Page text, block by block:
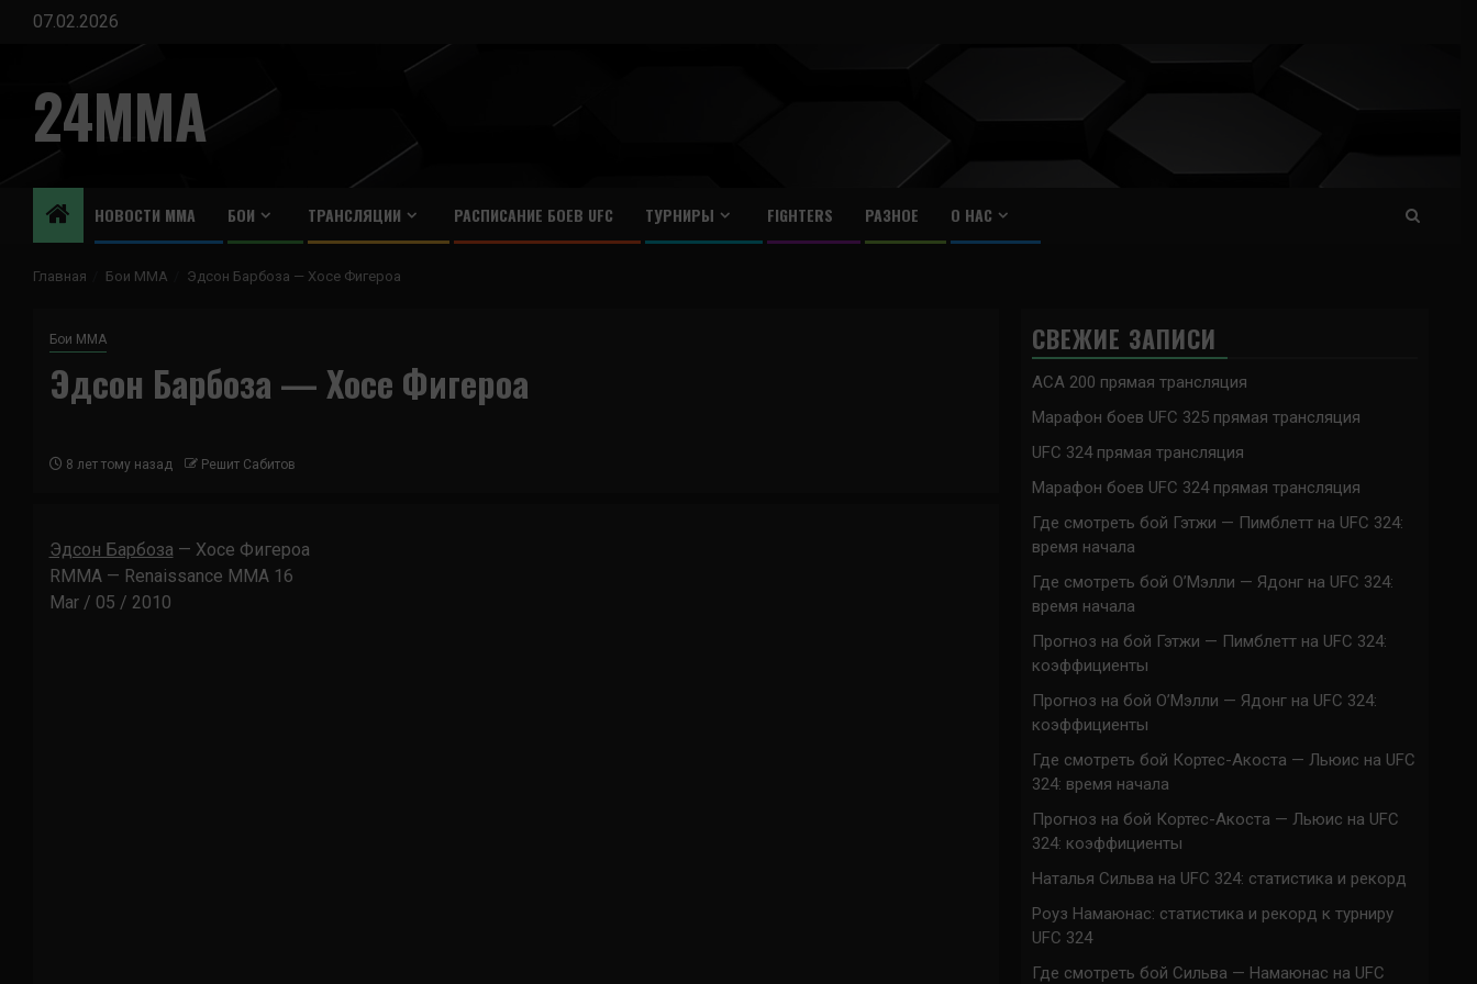
Перейти
содержимому
07.02.2026
24MMA
НОВОСТИ ММА БОИ ТРАНСЛЯЦИИ РАСПИСАНИЕ БОЕВ UFC ТУРНИРЫ FIGHTERS РАЗНОЕ О НАС
Главная Бои ММА Эдсон Барбоза — Хосе Фигероа
Бои ММА
Эдсон Барбоза — Хосе Фигероа
8 лет тому назад Решит Сабитов
Эдсон Барбоза — Хосе Фигероа
RMMA — Renaissance MMA 16
Mar / 05 / 2010
СВЕЖИЕ ЗАПИСИ
ACA 200 прямая трансляция
Марафон боев UFC 325 прямая трансляция
UFC 324 прямая трансляция
Марафон боев UFC 324 прямая трансляция
Где смотреть бой Гэтжи — Пимблетт на UFC 324:
время начала
Где смотреть бой О’Мэлли — Ядонг на UFC 324:
время начала
Прогноз на бой Гэтжи — Пимблетт на UFC 324:
коэффициенты
Прогноз на бой О’Мэлли — Ядонг на UFC 324:
коэффициенты
Где смотреть бой Кортес-Акоста — Льюис на UFC
324: время начала
Прогноз на бой Кортес-Акоста — Льюис на UFC
324: коэффициенты
Наталья Сильва на UFC 324: статистика и рекорд
Роуз Намаюнас: статистика и рекорд к турниру
UFC 324
Где смотреть бой Сильва — Намаюнас на UFC